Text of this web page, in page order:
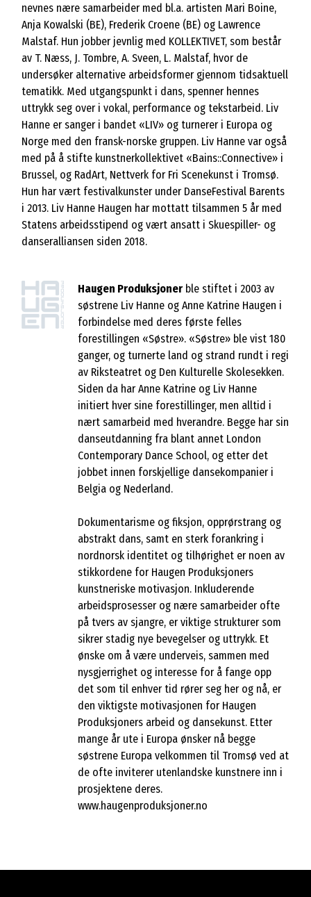
nevnes nære samarbeider med bl.a. artisten Mari Boine,
Anja Kowalski (BE), Frederik Croene (BE) og Lawrence
Malstaf. Hun jobber jevnlig med KOLLEKTIVET, som består
av T. Næss, J. Tombre, A. Sveen, L. Malstaf, hvor de
undersøker alternative arbeidsformer gjennom tidsaktuell
tematikk. Med utgangspunkt i dans, spenner hennes
uttrykk seg over i vokal, performance og tekstarbeid. Liv
Hanne er sanger i bandet «LIV» og turnerer i Europa og
Norge med den fransk-norske gruppen. Liv Hanne var også
med på å stifte kunstnerkollektivet «Bains::Connective» i
Brussel, og RadArt, Nettverk for Fri Scenekunst i Tromsø.
Hun har vært festivalkunster under DanseFestival Barents
i 2013. Liv Hanne Haugen har mottatt tilsammen 5 år med
Statens arbeidsstipend og vært ansatt i Skuespiller- og
danseralliansen siden 2018.
Haugen Produksjoner ble stiftet i 2003 av
søstrene Liv Hanne og Anne Katrine Haugen i
forbindelse med deres første felles
forestillingen «Søstre». «Søstre» ble vist 180
ganger, og turnerte land og strand rundt i regi
av Riksteatret og Den Kulturelle Skolesekken.
Siden da har Anne Katrine og Liv Hanne
initiert hver sine forestillinger, men alltid i
nært samarbeid med hverandre. Begge har sin
danseutdanning fra blant annet London
Contemporary Dance School, og etter det
jobbet innen forskjellige dansekompanier i
Belgia og Nederland.
Dokumentarisme og fiksjon, opprørstrang og
abstrakt dans, samt en sterk forankring i
nordnorsk identitet og tilhørighet er noen av
stikkordene for Haugen Produksjoners
kunstneriske motivasjon. Inkluderende
arbeidsprosesser og nære samarbeider ofte
på tvers av sjangre, er viktige strukturer som
sikrer stadig nye bevegelser og uttrykk. Et
ønske om å være underveis, sammen med
nysgjerrighet og interesse for å fange opp
det som til enhver tid rører seg her og nå, er
den viktigste motivasjonen for Haugen
Produksjoners arbeid og dansekunst. Etter
mange år ute i Europa ønsker nå begge
søstrene Europa velkommen til Tromsø ved at
de ofte inviterer utenlandske kunstnere inn i
prosjektene deres.
www.haugenproduksjoner.no